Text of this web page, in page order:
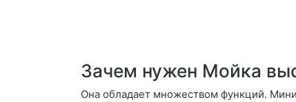
Зачем нужен Мойка
Она обладает множеством функций.